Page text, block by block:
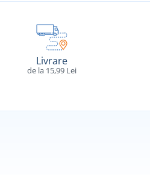
Livrare
de la 15,99 Lei